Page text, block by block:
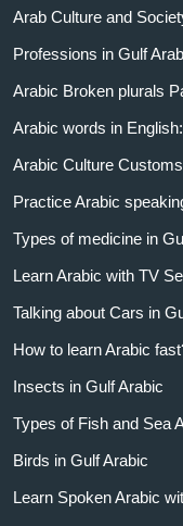
Arab Culture and
Professions in Gulf
Arabic Broken plurals
Arabic words in
Arabic Culture
Practice Arabic
Types of medicine in
Learn Arabic with TV
Talking about Cars in
How to learn Arabic
Insects in Gulf Arabic
Types of Fish and Sea
Birds in Gulf Arabic
Learn Spoken Arabic